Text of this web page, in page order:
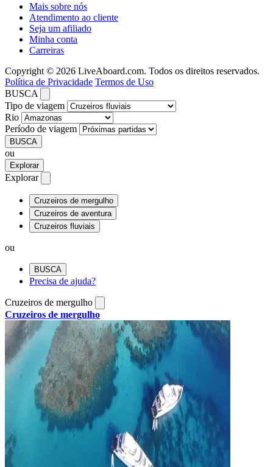
Mais sobre nós
Atendimento ao cliente
Seja um afiliado
Minha conta
Carreiras
Copyright © 2026 LiveAboard.com. Todos os direitos reservados.
Política de Privacidade Termos de Uso
BUSCA
Tipo de viagem
Rio
Período de viagem
BUSCA
ou
Explorar
Explorar
Cruzeiros de mergulho
Cruzeiros de aventura
Cruzeiros fluviais
ou
BUSCA
Precisa de ajuda?
Cruzeiros de mergulho
Cruzeiros de mergulho